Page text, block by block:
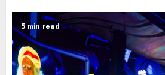
5 min read